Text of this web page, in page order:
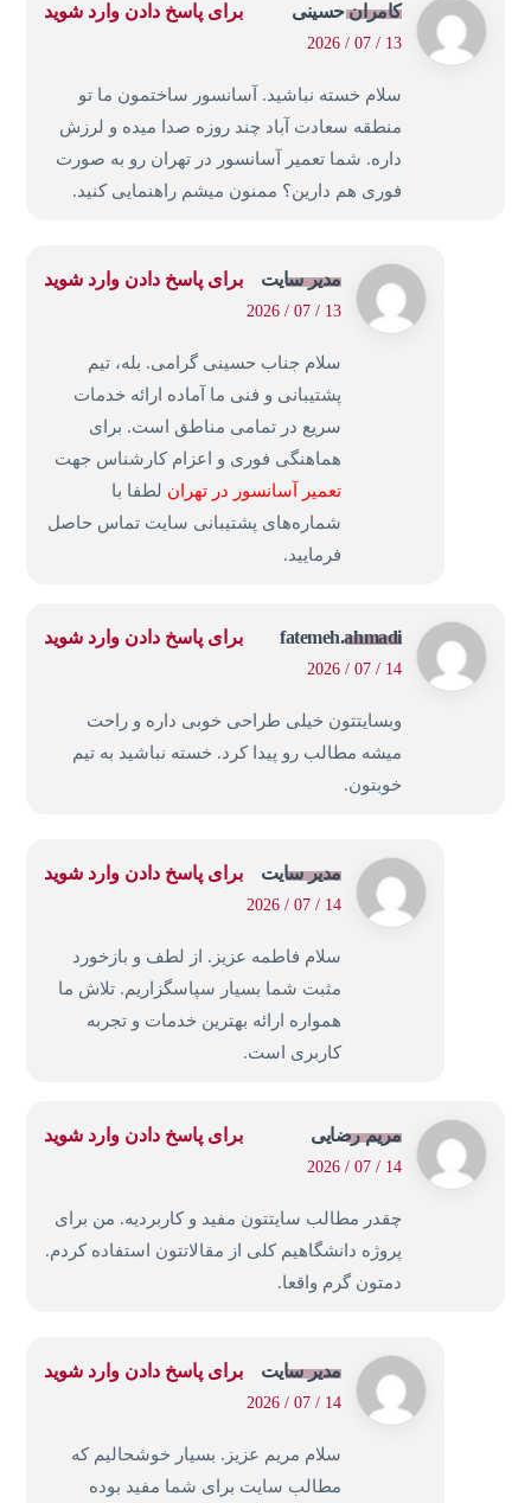
کامران حسینی
13 / 07 / 2026
سلام خسته نباشید. آسانسور ساختمون ما تو
منطقه سعادت آباد چند روزه صدا میده و لرزش
داره. شما تعمیر آسانسور در تهران رو به صورت
فوری هم دارین؟ ممنون میشم راهنمایی کنید.
برای پاسخ دادن وارد شوید
مدیر سایت
13 / 07 / 2026
سلام جناب حسینی گرامی. بله، تیم
پشتیبانی و فنی ما آماده ارائه خدمات
سریع در تمامی مناطق است. برای
هماهنگی فوری و اعزام کارشناس جهت
تعمیر آسانسور در تهران لطفا با
شماره‌های پشتیبانی سایت تماس حاصل
فرمایید.
برای پاسخ دادن وارد شوید
fatemeh.ahmadi
14 / 07 / 2026
وبسایتتون خیلی طراحی خوبی داره و راحت
میشه مطالب رو پیدا کرد. خسته نباشید به تیم
خوبتون.
برای پاسخ دادن وارد شوید
مدیر سایت
14 / 07 / 2026
سلام فاطمه عزیز. از لطف و بازخورد
مثبت شما بسیار سپاسگزاریم. تلاش ما
همواره ارائه بهترین خدمات و تجربه
کاربری است.
برای پاسخ دادن وارد شوید
مریم رضایی
14 / 07 / 2026
چقدر مطالب سایتتون مفید و کاربردیه. من برای
پروژه دانشگاهیم کلی از مقالاتتون استفاده کردم.
دمتون گرم واقعا.
برای پاسخ دادن وارد شوید
مدیر سایت
14 / 07 / 2026
سلام مریم عزیز. بسیار خوشحالیم که
مطالب سایت برای شما مفید بوده
برای پاسخ دادن وارد شوید